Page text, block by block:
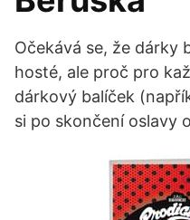
Očekává se, že dárky
hosté, ale proč pro
dárkový balíček
si po skončení oslavy